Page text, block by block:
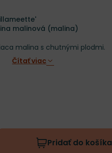
malinová (malina)
malina s chutnými plodmi.
Čítať viac
Pridať do košíka